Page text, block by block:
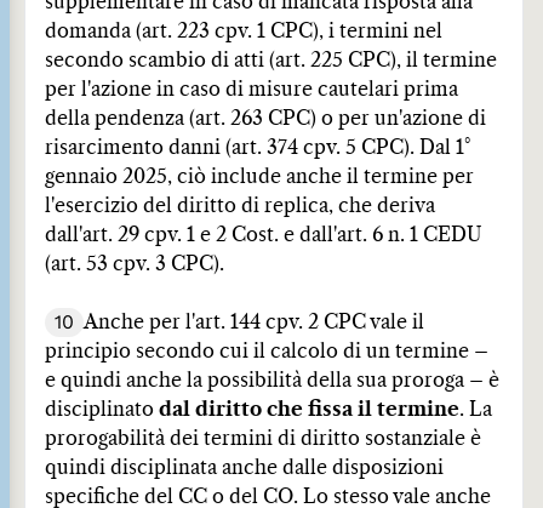
domanda (art. 223 cpv. 1 CPC), i termini nel
secondo scambio di atti (art. 225 CPC), il termine
per l'azione in caso di misure cautelari prima
della pendenza (art. 263 CPC) o per un'azione di
risarcimento danni (art. 374 cpv. 5 CPC). Dal 1°
gennaio 2025, ciò include anche il termine per
l'esercizio del diritto di replica, che deriva
dall'art. 29 cpv. 1 e 2 Cost. e dall'art. 6 n. 1 CEDU
(art. 53 cpv. 3 CPC).
10 Anche per l'art. 144 cpv. 2 CPC vale il
principio secondo cui il calcolo di un termine –
e quindi anche la possibilità della sua proroga – è
disciplinato dal diritto che fissa il termine. La
prorogabilità dei termini di diritto sostanziale è
quindi disciplinata anche dalle disposizioni
specifiche del CC o del CO. Lo stesso vale anche